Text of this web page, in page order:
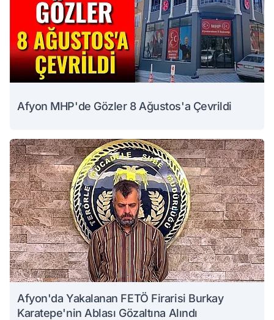
Afyon MHP'de Gözler 8 Ağustos'a Çevrildi
Afyon'da Yakalanan FETÖ Firarisi Burkay
Karatepe'nin Ablası Gözaltına Alındı